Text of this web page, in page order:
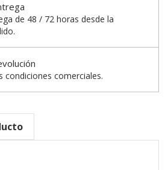
de 48 / 72 horas desde la
condiciones comerciales.